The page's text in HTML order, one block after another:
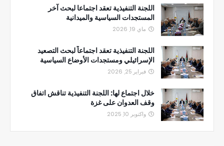
اللجنة التنفيذية تعقد اجتماعا لبحث آخر
المستجدات السياسية والميدانية
ماي 19, 2026
اللجنة التنفيذية تعقد اجتماعاً لبحث التصعيد
الإسرائيلي ومستجدات الأوضاع السياسية
فبراير 25, 2026
خلال اجتماع لها: اللجنة التنفيذية تناقش اتفاق
وقف العدوان على غزة
واكتوبر 10, 2025